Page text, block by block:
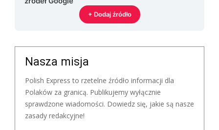
+ Dodaj źródło
Nasza misja
Polish Express to rzetelne źródło informacji dla
Polaków za granicą. Publikujemy wyłącznie
sprawdzone wiadomości. Dowiedz się, jakie są nasze
zasady redakcyjne!